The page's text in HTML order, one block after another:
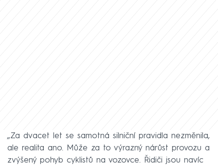
„Za dvacet let se samotná silniční pravidla nezměnila,
ale realita ano. Může za to výrazný nárůst provozu a
zvýšený pohyb cyklistů na vozovce. Řidiči jsou navíc